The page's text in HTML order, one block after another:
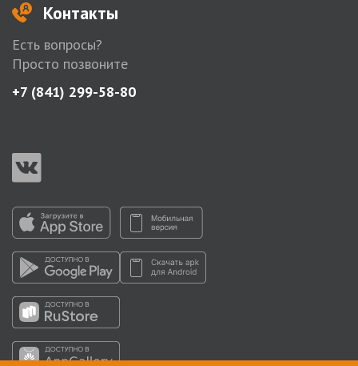
Контакты
Есть вопросы?
Просто позвоните
+7 (841) 299-58-80